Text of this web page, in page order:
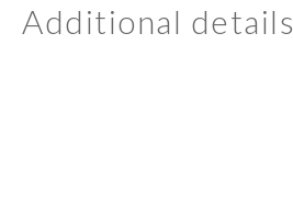
Additional details